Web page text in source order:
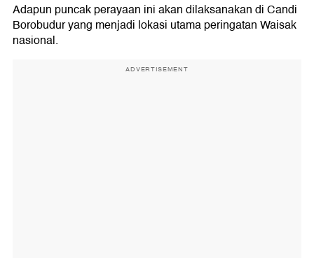
Adapun puncak perayaan ini akan dilaksanakan di Candi
Borobudur yang menjadi lokasi utama peringatan Waisak
nasional.
ADVERTISEMENT